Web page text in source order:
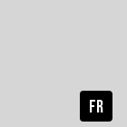
FR